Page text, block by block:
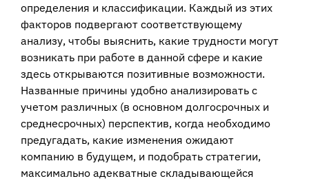
определения и классификации. Каждый из этих
факторов подвергают соответствующему
анализу, чтобы выяснить, какие трудности могут
возникать при работе в данной сфере и какие
здесь открываются позитивные возможности.
Названные причины удобно анализировать с
учетом различных (в основном долгосрочных и
среднесрочных) перспектив, когда необходимо
предугадать, какие изменения ожидают
компанию в будущем, и подобрать стратегии,
максимально адекватные складывающейся